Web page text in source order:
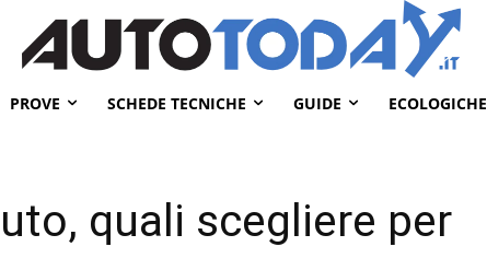
PROVE SCHEDE TECNICHE GUIDE ECOLOGICHE
quali scegliere per